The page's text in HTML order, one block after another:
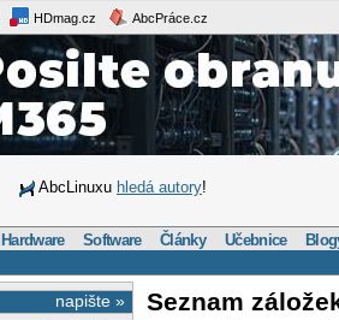
HDmag.cz AbcPráce.cz
AbcLinuxu hledá autory!
Hardware Software Články Učebnice
napište » Seznam